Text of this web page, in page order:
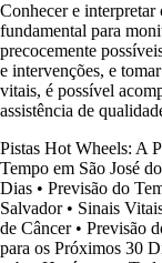
Conhecer e interpretar
fundamental para
precocemente
e intervenções, e
vitais, é possível
assistência de
Pistas Hot Wheels: A
Tempo em São José
Dias • Previsão do
Salvador• Sinais
de Câncer• Previsão
para os Próximos 30